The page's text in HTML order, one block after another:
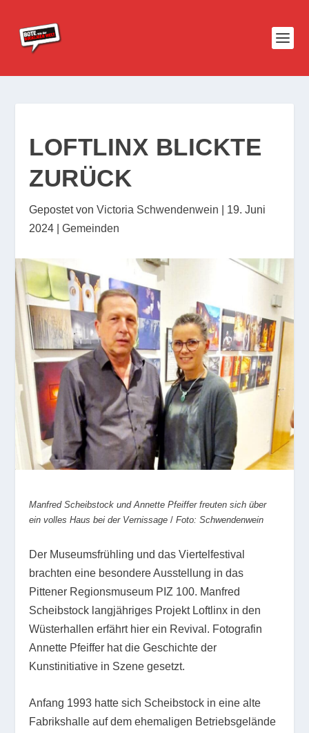
LOFTLINX BLICKTE
ZURÜCK
Gepostet vonVictoria Schwendenwein
19. Juni
2024 |Gemeinden
Manfred Scheibstock und Annette Pfeiffer freuten sich über
ein volles Haus bei der Vernissage /Foto: Schwendenwein
Der Museumsfrühling und das Viertelfestival
brachten eine besondere Ausstellung in das
Pittener Regionsmuseum PIZ 100. Manfred
Scheibstock langjähriges Projekt Loftlinx in den
Wüsterhallen erfährt hier ein Revival. Fotografin
Annette Pfeiffer hat die Geschichte der
Kunstinitiative in Szene gesetzt.
Anfang 1993 hatte sich Scheibstock in eine alte
Fabrikshalle auf dem ehemaligen Betriebsgelände